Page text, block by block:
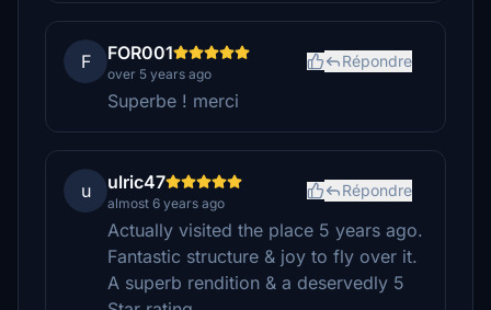
F FOR001
over 5 years ago
Répondre
Superbe ! merci
u ulric47
almost 6 years ago
Répondre
Actually visited the place 5 years ago.
Fantastic structure & joy to fly over it.
A superb rendition & a deservedly 5